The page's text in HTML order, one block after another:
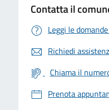
Contatta il
Leggi le
Richiedi
Chiama il
Prenota